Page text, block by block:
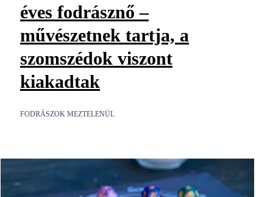
éves fodrásznő –
művészetnek tartja, a
szomszédok viszont
kiakadtak
FODRÁSZOK MEZTELENÜL